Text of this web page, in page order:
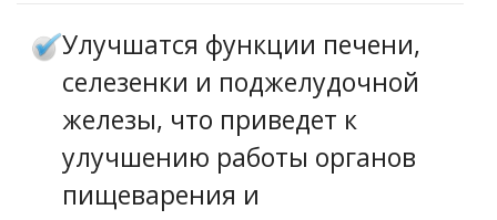
Улучшатся функции печени,
селезенки и поджелудочной
железы, что приведет к
улучшению работы органов
пищеварения и